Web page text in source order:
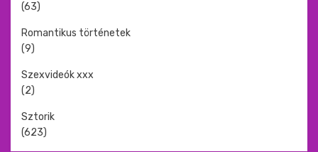
(63)
Romantikus történetek
(9)
Szexvideók xxx
(2)
Sztorik
(623)